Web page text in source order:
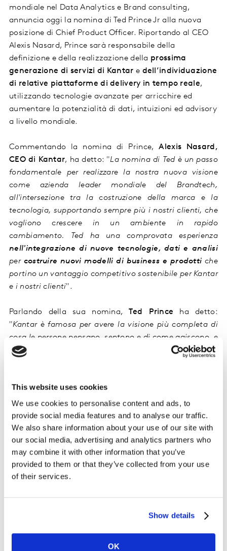
This website uses cookies
We use cookies to personalise content and ads, to
provide social media features and to analyse our traffic.
We also share information about your use of our site with
our social media, advertising and analytics partners who
may combine it with other information that you’ve
provided to them or that they’ve collected from your use
of their services.
Show details
OK
mondiale nel Data Analytics e Brand consulting,
annuncia oggi la nomina di Ted Prince Jr alla nuova
posizione di Chief Product Officer. Riportando al CEO
Alexis Nasard, Prince sarà responsabile della
definizione e della realizzazione della prossima
generazione di servizi di Kantar e dell’individuazione
di relative piattaforme di delivery in tempo reale,
utilizzando tecnologie avanzate per arricchire ed
aumentare la potenzialità di dati, intuizioni ed advisory
a livello mondiale.
Commentando la nomina di Prince,Alexis Nasard,
CEO di Kantar, ha detto: "La nomina di Ted è un passo
fondamentale per realizzare la nostra nuova visione
come azienda leader mondiale del Brandtech,
all'intersezione tra la costruzione della marca e la
tecnologia, supportando sempre più i nostri clienti, che
vogliono crescere in un ambiente in rapido
cambiamento. Ted ha una comprovata esperienza
nell'integrazione di nuove tecnologie, dati e analisi
per costruire nuovi modelli di business e prodotti che
portino un vantaggio competitivo sostenibile per Kantar
e i nostri clienti".
Parlando della sua nomina,Ted Prince ha detto:
"Kantar è famosa per avere la visione più completa di
cosa le persone pensano, sentono e di come agiscono, e
un portafoglio che è fondamentale per l’operativa dei
insight attraverso il supporto della tecnologia e nuove
piattaforme per i clienti".
Ted Prince Jr. era presidente di Neustar Analytics
Solutions, dove ha guidato il più grande P&L
dell'azienda, consentendo ai clienti di promuovere
efficacemente i loro Brand e proteggere il loro business
attraverso analisi e approfondimenti in tempo reale. In
operazioni, lo sviluppo commerciale e il marketing del